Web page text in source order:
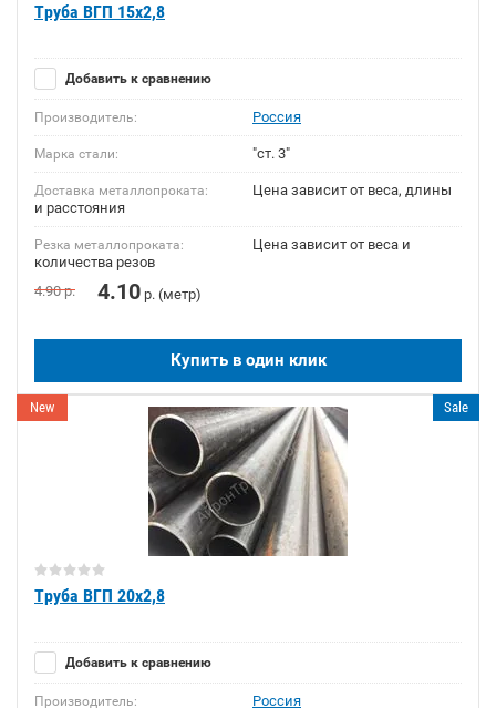
Труба ВГП 15х2,8
Добавить к сравнению
Производитель: Россия
Марка стали: "ст. 3"
Доставка металлопроката:
Цена зависит от веса, длины
и расстояния
Резка металлопроката:
Цена зависит от веса и
количества резов
4.90р. 4.10 р. (метр)
Купить в один клик
New Sale
Труба ВГП 20х2,8
Добавить к сравнению
Производитель: Россия